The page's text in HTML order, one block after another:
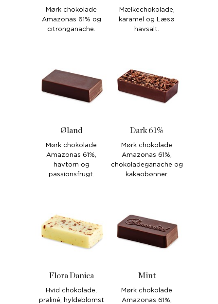
Mørk chokolade
Amazonas 61% og
citronganache.
Mælkechokolade,
karamel og Læsø
havsalt.
Øland
Mørk chokolade
Amazonas 61%,
havtorn og
passionsfrugt.
Dark 61%
Mørk chokolade
Amazonas 61%,
chokoladeganache og
kakaobønner.
Flora Danica
Hvid chokolade,
praliné, hyldeblomst
Mint
Mørk chokolade
Amazonas 61%,